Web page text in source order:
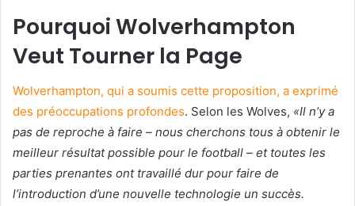
Pourquoi Wolverhampton
Veut Tourner la Page
Wolverhampton, qui a soumis cette proposition, a exprimé
des préoccupations profondes. Selon les Wolves, «Il n’y a
pas de reproche à faire – nous cherchons tous à obtenir le
meilleur résultat possible pour le football – et toutes les
parties prenantes ont travaillé dur pour faire de
l’introduction d’une nouvelle technologie un succès.